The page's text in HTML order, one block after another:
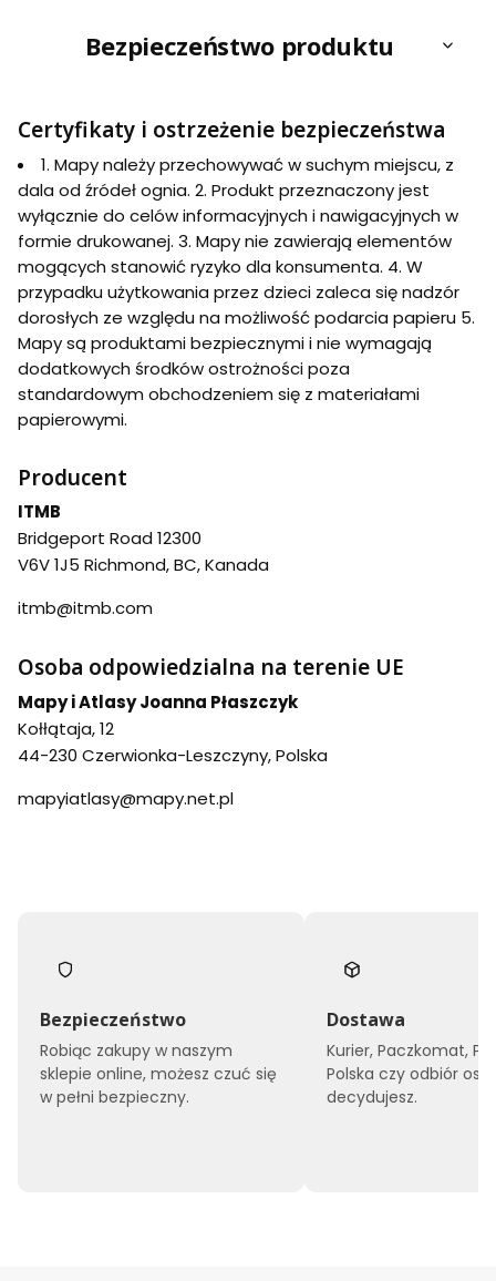
Wyd. 2026.
ExpressMap
Bezpieczeństwo produktu
Certyfikaty i ostrzeżenie bezpieczeństwa
1. Mapy należy przechowywać w suchym miejscu, z
dala od źródeł ognia. 2. Produkt przeznaczony jest
wyłącznie do celów informacyjnych i nawigacyjnych w
formie drukowanej. 3. Mapy nie zawierają elementów
mogących stanowić ryzyko dla konsumenta. 4. W
przypadku użytkowania przez dzieci zaleca się nadzór
dorosłych ze względu na możliwość podarcia papieru 5.
Mapy są produktami bezpiecznymi i nie wymagają
dodatkowych środków ostrożności poza
standardowym obchodzeniem się z materiałami
papierowymi.
Producent
ITMB
Bridgeport Road 12300
V6V 1J5 Richmond, BC, Kanada
itmb@itmb.com
Osoba odpowiedzialna na terenie UE
Mapy i Atlasy Joanna Płaszczyk
Kołłątaja, 12
44-230 Czerwionka-Leszczyny, Polska
mapyiatlasy@mapy.net.pl
Bezpieczeństwo
Robiąc zakupy w naszym
sklepie online, możesz czuć się
w pełni bezpieczny.
Dostawa
Kurier, Paczkomat,
Polska czy odbiór
decydujesz.